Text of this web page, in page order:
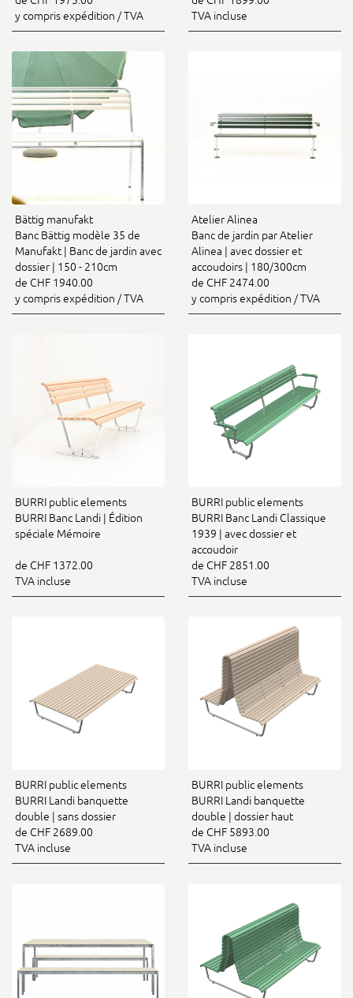
y compris expédition / TVA
TVA incluse
Bättig manufakt
Banc Bättig modèle 35 de
Manufakt | Banc de jardin avec
dossier | 150 - 210cm
de CHF 1940.00
y compris expédition / TVA
Atelier Alinea
Banc de jardin par Atelier
Alinea | avec dossier et
accoudoirs | 180/300cm
de CHF 2474.00
y compris expédition / TVA
BURRI public elements
BURRI Banc Landi | Édition
spéciale Mémoire
de CHF 1372.00
TVA incluse
BURRI public elements
BURRI Banc Landi Classique
1939 | avec dossier et
accoudoir
de CHF 2851.00
TVA incluse
BURRI public elements
BURRI Landi banquette
double | sans dossier
de CHF 2689.00
TVA incluse
BURRI public elements
BURRI Landi banquette
double | dossier haut
de CHF 5893.00
TVA incluse